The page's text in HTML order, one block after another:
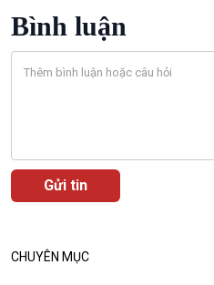
Bình luận
CHUYÊN MỤC